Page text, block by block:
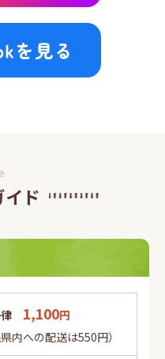
イド
律 1,100円
県内への配送は550円）